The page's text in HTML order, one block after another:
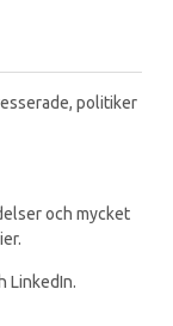
politiker
och mycket
LinkedIn.